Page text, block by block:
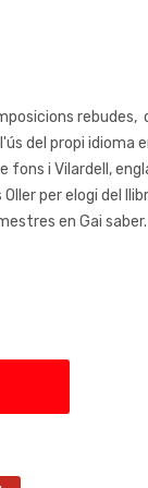
del propi idioma
fons i Vilardell,
per elogi del
en Gai